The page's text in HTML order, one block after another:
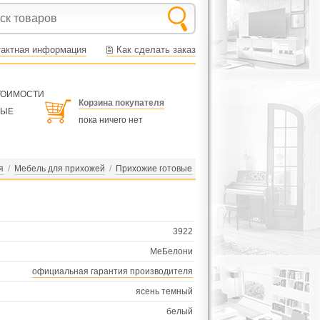
информация Как сделать заказ
Корзина покупателя
пока ничего нет
/ Мебель для прихожей / Прихожие готовые
3922
МеБелони
официальная гарантия производителя
ясень темный
белый